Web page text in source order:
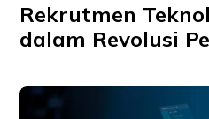
Rekrutmen
dalam Revolusi